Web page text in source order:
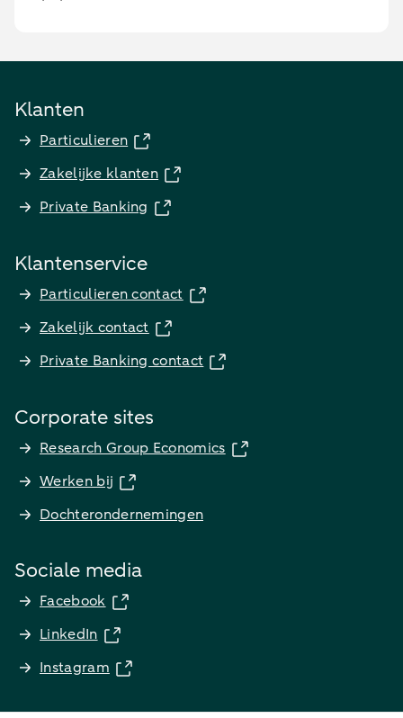
Klanten
Particulieren
Zakelijke klanten
Private Banking
Klantenservice
Particulieren contact
Zakelijk contact
Private Banking contact
Corporate sites
Research Group Economics
Werken bij
Dochterondernemingen
Sociale media
Facebook
LinkedIn
Instagram